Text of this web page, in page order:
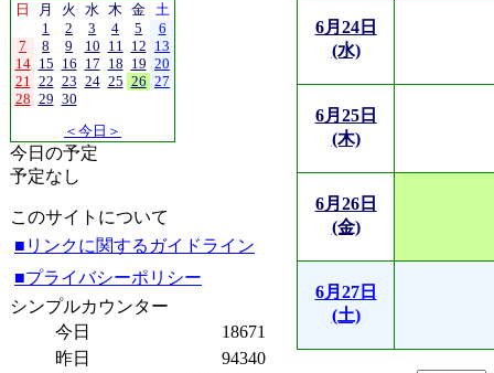
日 月 火 水 木 金 土
1
2 3 4 5
6
7
8 9 10 11 12 13
14 15 16 17 18 19 20
21 22 23 24 25 26 27
28 29 30
＜今日＞
今日の予定
予定なし
このサイトについて
■リンクに関するガイドライン
■プライバシーポリシー
シンプルカウンター
今日
18671
昨日
94340
6月24日
(水)
6月25日
(木)
6月26日
(金)
6月27日
(土)